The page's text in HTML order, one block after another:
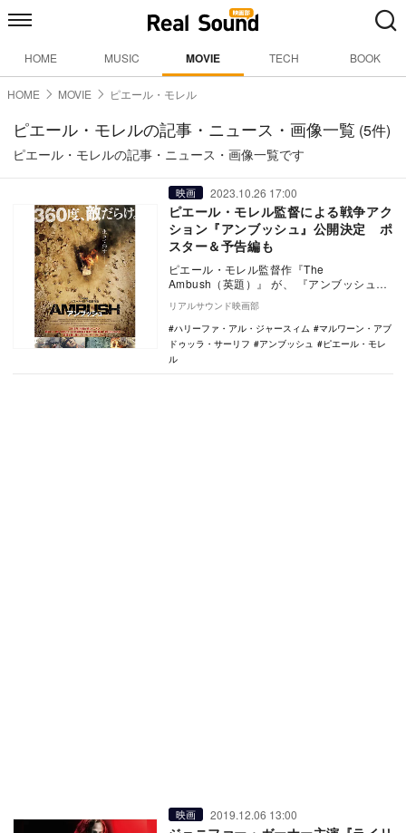
HOME MUSIC MOVIE TECH BOOK
HOME MOVIE ピエール・モレル
ピエール・モレルの記事・ニュース・画像一覧 (5件)
ピエール・モレルの記事・ニュース・画像一覧です
映画 2023.10.26 17:00
ピエール・モレル監督による戦争アク
ション『アンブッシュ』公開決定 ポ
スター＆予告編も
ピエール・モレル監督作『The
Ambush（英題）』 が、 『アンブッシュ』
の邦題で12月29日より新宿バルト9ほかに
て全国…
リアルサウンド映画部
ハリーファ・アル・ジャースィム
マルワーン・アブ
ドゥッラ・サーリフ
アンブッシュ
ピエール・モレ
ル
映画 2019.12.06 13:00